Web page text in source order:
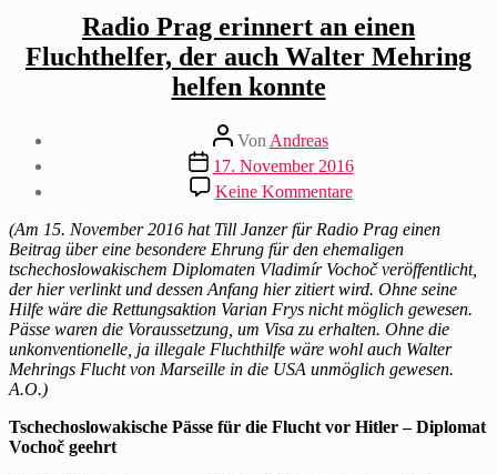
Radio Prag erinnert an einen
Fluchthelfer, der auch Walter Mehring
helfen konnte
Beitragsautor
Von Andreas
Beitragsdatum
17. November 2016
Keine Kommentarezu
Radio
Prag
erinnert
an
einen
Fluchthelfer,
der
auch
Walter
Mehring
konnte
(Am 15. November 2016 hat Till Janzer für Radio Prag einen
Beitrag über eine besondere Ehrung für den ehemaligen
tschechoslowakischem Diplomaten Vladimír Vochoč veröffentlicht,
der hier verlinkt und dessen Anfang hier zitiert wird. Ohne seine
Hilfe wäre die Rettungsaktion Varian Frys nicht möglich gewesen.
Pässe waren die Voraussetzung, um Visa zu erhalten. Ohne die
unkonventionelle, ja illegale Fluchthilfe wäre wohl auch Walter
Mehrings Flucht von Marseille in die USA unmöglich gewesen.
A.O.)
Tschechoslowakische Pässe für die Flucht vor Hitler – Diplomat
Vochoč geehrt